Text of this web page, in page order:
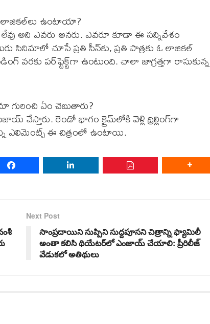
ఉంటాయా?
అని ఎవరు అనరు. ఎవరూ కూడా ఈ సన్నివేశం
సినిమాలో చూసే ప్రతి సీన్‌కు, ప్రతి పాత్రకు ఓ లాజికల్‌
వరకు పర్‌ఫ్టెక్ట్‌గా ఉంటుంది. చాలా జాగ్రత్తగా రాసుకున్న
గురించి ఏం చెబుతారు?
రెండో భాగం క్రైమ్‌లోకి వెళ్లి థ్రిల్లింగ్‌గా
ఎలిమెంట్స్ ఈ చిత్రంలో ఉంటాయి.
Next Post
సాంప్రదాయిని సుప్పిని సుద్దపూసని చిత్రాన్ని ఫ్యామిలీ
అంతా కలిసి థియేటర్‌లో ఎంజాయ్‌ చేయాలి: ప్రీరిలీజ్‌
వేడుకలో అతిథులు